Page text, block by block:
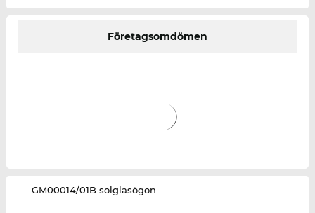
Företagsomdömen
‌GM00014/01B solglasögon